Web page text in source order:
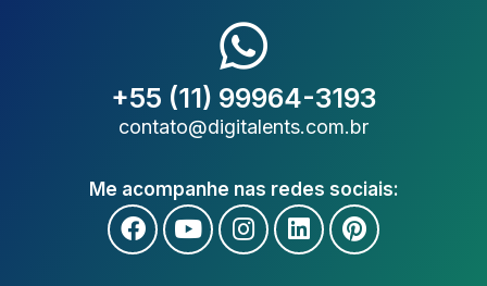
+55 (11) 99964-3193
contato@digitalents.com.br
Me acompanhe nas redes sociais: